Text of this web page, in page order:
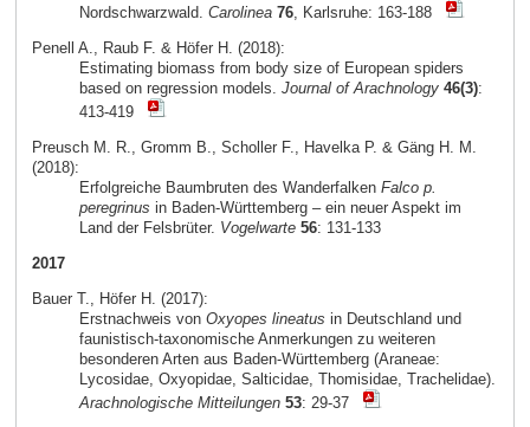
Nordschwarzwald. Carolinea 76, Karlsruhe: 163-188
Penell A., Raub F. & Höfer H. (2018):
Estimating biomass from body size of European spiders
based on regression models. Journal of Arachnology 46(3):
413-419
Preusch M. R., Gromm B., Scholler F., Havelka P. & Gäng H. M.
(2018):
Erfolgreiche Baumbruten des Wanderfalken Falco p.
peregrinus in Baden-Württemberg – ein neuer Aspekt im
Land der Felsbrüter. Vogelwarte 56: 131-133
2017
Bauer T., Höfer H. (2017):
Erstnachweis von Oxyopes lineatus in Deutschland und
faunistisch-taxonomische Anmerkungen zu weiteren
besonderen Arten aus Baden-Württemberg (Araneae:
Lycosidae, Oxyopidae, Salticidae, Thomisidae, Trachelidae).
Arachnologische Mitteilungen 53: 29-37